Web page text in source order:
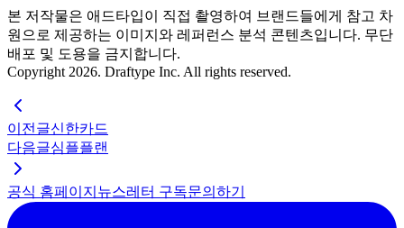
본 저작물은 애드타입이 직접 촬영하여 브랜드들에게 참고 차
원으로 제공하는 이미지와 레퍼런스 분석 콘텐츠입니다. 무단
배포 및 도용을 금지합니다.
Copyright 2026. Draftype Inc. All rights reserved.
이전글신한카드
다음글심플플랜
공식 홈페이지 뉴스레터 구독문의하기